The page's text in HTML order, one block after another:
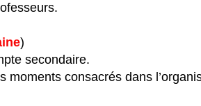
)
secondaire.
consacrés dans